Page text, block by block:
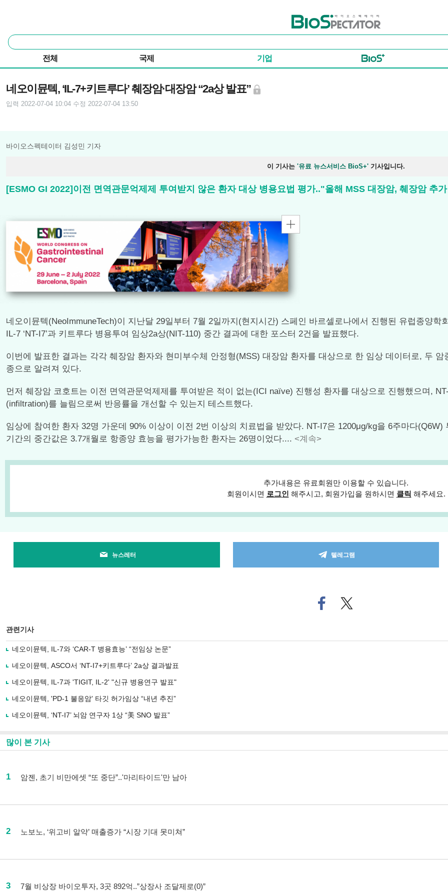
바이오스펙테이터
통
합
색
전체 국제 기업
네오이뮨텍, ‘IL-7+키트루다’ 췌장암·대장암 “2a상 발표”
입력 2022-07-04 10:04 수정 2022-07-04 13:50
바이오스펙테이터 김성민 기자
이 기사는 '유료 뉴스서비스 BioS+' 기사입니다.
[ESMO GI 2022]이전 면역관문억제제 투여받지 않은 환자 대상 병용요법 평가.."올해 MSS 대장암, 췌장암 추
네오이뮨텍(NeoImmuneTech)이 지난달 29일부터 7월 2일까지(현지시간) 스페인 바르셀로나에서 진행된 유럽종양
IL-7 ‘NT-I7’과 키트루다 병용투여 임상2a상(NIT-110) 중간 결과에 대한 포스터 2건을 발표했다.
이번에 발표한 결과는 각각 췌장암 환자와 현미부수체 안정형(MSS) 대장암 환자를 대상으로 한 임상 데이터로, 두
종으로 알려져 있다.
먼저 췌장암 코호트는 이전 면역관문억제제를 투여받은 적이 없는(ICI naïve) 진행성 환자를 대상으로 진행했으며,
(infiltration)를 늘림으로써 반응률을 개선할 수 있는지 테스트했다.
임상에 참여한 환자 32명 가운데 90% 이상이 이전 2번 이상의 치료법을 받았다. NT-I7은 1200μg/kg을 6주마다
기간의 중간값은 3.7개월로 항종양 효능을 평가가능한 환자는 26명이었다.... <계속>
추가내용은 유료회원만 이용할 수 있습니다.
회원이시면 로그인 해주시고, 회원가입을 원하시면 클릭 해주세요.
뉴스레터 텔레그램
페
이
트위
터로
관련기사
네오이뮨텍, IL-7와 ‘CAR-T 병용효능’ “전임상 논문”
네오이뮨텍, ASCO서 ‘NT-I7+키트루다’ 2a상 결과발표
네오이뮨텍, IL-7과 'TIGIT, IL-2' "신규 병용연구 발표"
네오이뮨텍, 'PD-1 불응암' 타깃 허가임상 “내년 추진”
네오이뮨텍, ‘NT-I7’ 뇌암 연구자 1상 “美 SNO 발표”
많이 본 기사
1 암젠, 초기 비만에셋 “또 중단”..'마리타이드'만 남아
2 노보노, ‘위고비 알약’ 매출증가 “시장 기대 못미쳐”
3 7월 비상장 바이오투자, 3곳 892억..”상장사 조달제로(0)”